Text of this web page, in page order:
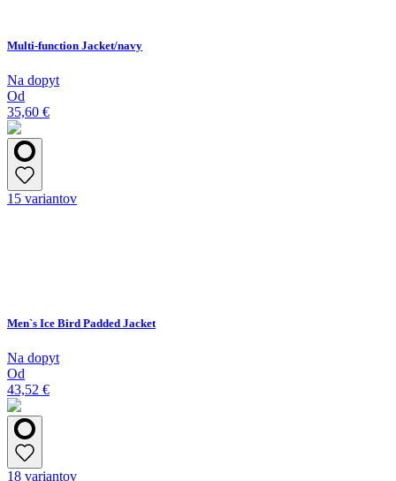
Multi-function Jacket/navy
Na dopyt
Od
35,60 €
15 variantov
Men`s Ice Bird Padded Jacket
Na dopyt
Od
43,52 €
18 variantov